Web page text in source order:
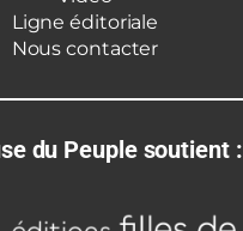
Ligne éditoriale
Nous contacter
du Peuple soutient :